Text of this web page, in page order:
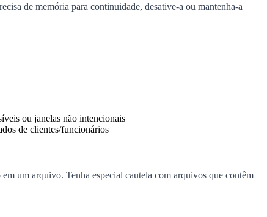
de memória para continuidade, desative-a ou mantenha-a
ou janelas não intencionais
de clientes/funcionários
um arquivo. Tenha especial cautela com arquivos que contêm